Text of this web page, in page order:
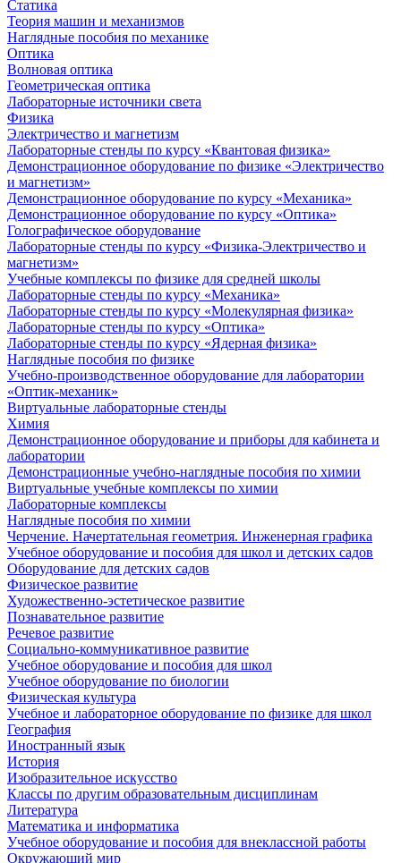
Статика
Теория машин и механизмов
Наглядные пособия по механике
Оптика
Волновая оптика
Геометрическая оптика
Лабораторные источники света
Физика
Электричество и магнетизм
Лабораторные стенды по курсу «Квантовая физика»
Демонстрационное оборудование по физике «Электричество
и магнетизм»
Демонстрационное оборудование по курсу «Механика»
Демонстрационное оборудование по курсу «Оптика»
Голографическое оборудование
Лабораторные стенды по курсу «Физика-Электричество и
магнетизм»
Учебные комплексы по физике для средней школы
Лабораторные стенды по курсу «Механика»
Лабораторные стенды по курсу «Молекулярная физика»
Лабораторные стенды по курсу «Оптика»
Лабораторные стенды по курсу «Ядерная физика»
Наглядные пособия по физике
Учебно-производственное оборудование для лаборатории
«Оптик-механик»
Виртуальные лабораторные стенды
Химия
Демонстрационное оборудование и приборы для кабинета и
лаборатории
Демонстрационные учебно-наглядные пособия по химии
Виртуальные учебные комплексы по химии
Лабораторные комплексы
Наглядные пособия по химии
Черчение. Начертательная геометрия. Инженерная графика
Учебное оборудование и пособия для школ и детских садов
Оборудование для детских садов
Физическое развитие
Художественно-эстетическое развитие
Познавательное развитие
Речевое развитие
Социально-коммуникативное развитие
Учебное оборудование и пособия для школ
Учебное оборудование по биологии
Физическая культура
Учебное и лабораторное оборудование по физике для школ
География
Иностранный язык
История
Изобразительное искусство
Классы по другим образовательным дисциплинам
Литература
Математика и информатика
Учебное оборудование и пособия для внеклассной работы
Окружающий мир